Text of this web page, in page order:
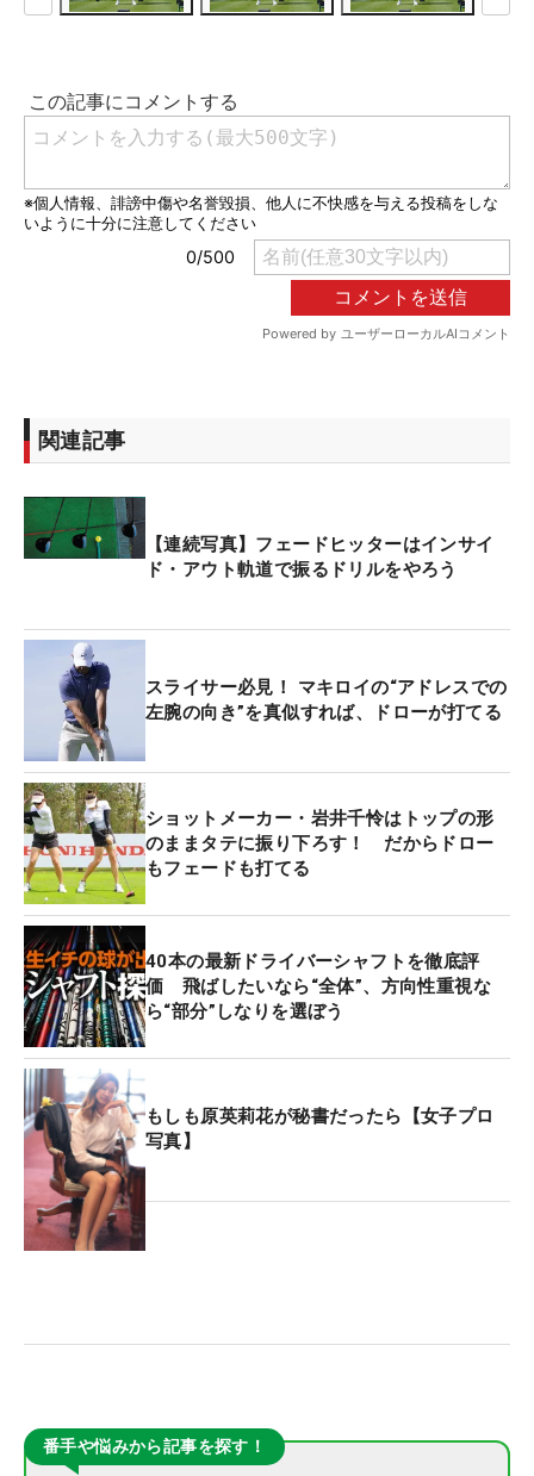
関連記事
【連続写真】フェードヒッターはインサイ
ド・アウト軌道で振るドリルをやろう
スライサー必見！ マキロイの“アドレスでの
左腕の向き”を真似すれば、ドローが打てる
ショットメーカー・岩井千怜はトップの形
のままタテに振り下ろす！ だからドロー
もフェードも打てる
40本の最新ドライバーシャフトを徹底評
価 飛ばしたいなら“全体”、方向性重視な
ら“部分”しなりを選ぼう
もしも原英莉花が秘書だったら【女子プロ
写真】
番手や悩みから記事を探す！